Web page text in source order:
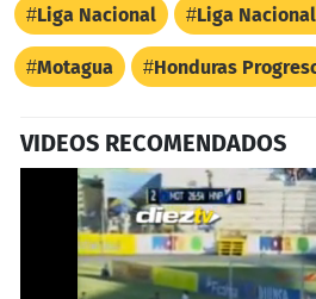
Liga Nacional Liga
Motagua Honduras
VIDEOS RECOMENDADOS